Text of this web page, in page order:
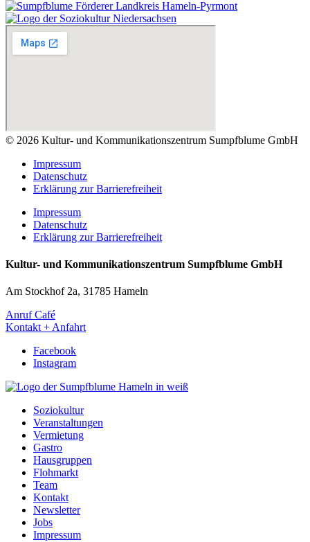
© 2026 Kultur- und Kommunikationszentrum Sumpfblume GmbH
Impressum
Datenschutz
Erklärung zur Barrierefreiheit
Impressum
Datenschutz
Erklärung zur Barrierefreiheit
Kultur- und Kommunikationszentrum Sumpfblume GmbH
Am Stockhof 2a, 31785 Hameln
Anruf Café
Kontakt + Anfahrt
Facebook
Instagram
Soziokultur
Veranstaltungen
Vermietung
Gastro
Hausgruppen
Flohmarkt
Team
Kontakt
Newsletter
Jobs
Impressum